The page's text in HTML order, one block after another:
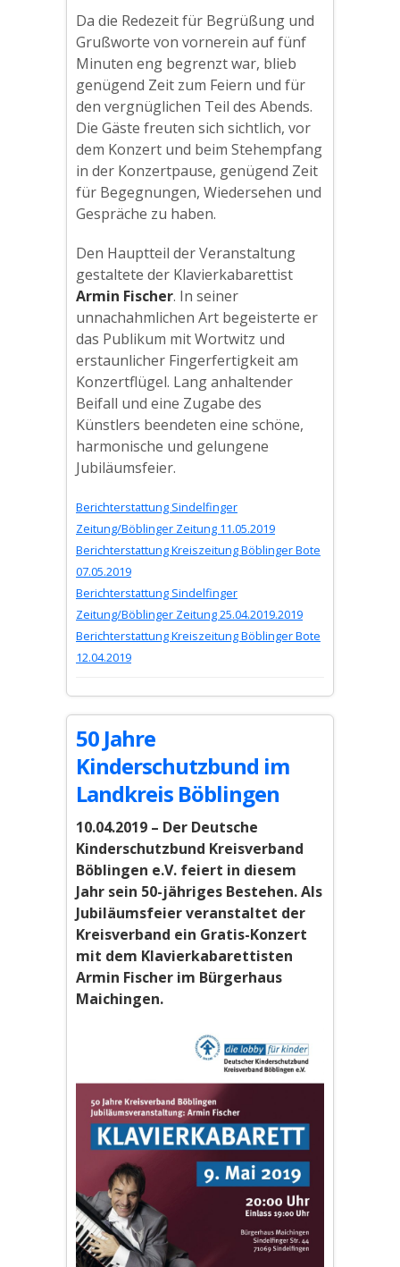
Da die Redezeit für Begrüßung und
Grußworte von vornerein auf fünf
Minuten eng begrenzt war, blieb
genügend Zeit zum Feiern und für
den vergnüglichen Teil des Abends.
Die Gäste freuten sich sichtlich, vor
dem Konzert und beim Stehempfang
in der Konzertpause, genügend Zeit
für Begegnungen, Wiedersehen und
Gespräche zu haben.
Den Hauptteil der Veranstaltung
gestaltete der Klavierkabarettist
Armin Fischer. In seiner
unnachahmlichen Art begeisterte er
das Publikum mit Wortwitz und
erstaunlicher Fingerfertigkeit am
Konzertflügel. Lang anhaltender
Beifall und eine Zugabe des
Künstlers beendeten eine schöne,
harmonische und gelungene
Jubiläumsfeier.
Berichterstattung Sindelfinger
Zeitung/Böblinger Zeitung 11.05.2019
Berichterstattung Kreiszeitung Böblinger Bote
07.05.2019
Berichterstattung Sindelfinger
Zeitung/Böblinger Zeitung 25.04.2019.2019
Berichterstattung Kreiszeitung Böblinger Bote
12.04.2019
50 Jahre
Kinderschutzbund im
Landkreis Böblingen
10.04.2019 – Der Deutsche
Kinderschutzbund Kreisverband
Böblingen e.V. feiert in diesem
Jahr sein 50-jähriges Bestehen. Als
Jubiläumsfeier veranstaltet der
Kreisverband ein Gratis-Konzert
mit dem Klavierkabarettisten
Armin Fischer im Bürgerhaus
Maichingen.